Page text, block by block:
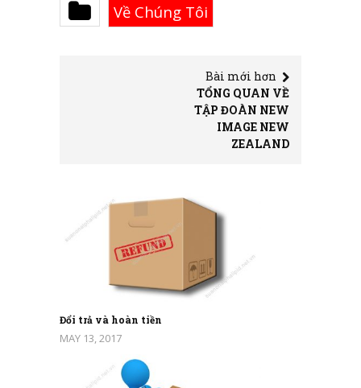
Về Chúng Tôi
Bài mới hơn
TỔNG QUAN VỀ
TẬP ĐOÀN NEW
IMAGE NEW
ZEALAND
Đổi trả và hoàn tiền
MAY 13, 2017